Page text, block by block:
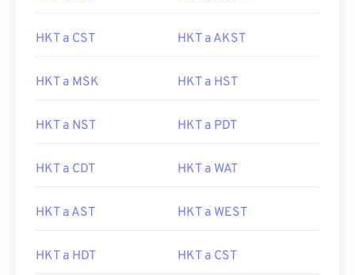
HKT a CST HKT a AKST
HKT a MSK HKT a HST
HKT a NST HKT a PDT
HKT a CDT HKT a WAT
HKT a AST HKT a WEST
HKT a HDT HKT a CST